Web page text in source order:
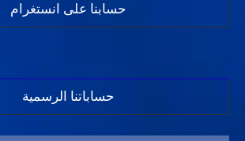
حسابنا على انستغرام
حساباتنا الرسمية